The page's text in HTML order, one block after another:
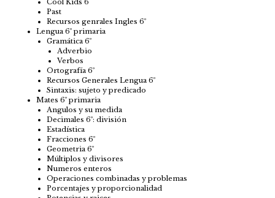
Cool Kids 6
Past
Recursos genrales Ingles 6º
Lengua 6º primaria
Gramática 6º
Adverbio
Verbos
Ortografía 6º
Recursos Generales Lengua 6º
Sintaxis: sujeto y predicado
Mates 6º primaria
Angulos y su medida
Decimales 6º: división
Estadística
Fracciones 6º
Geometria 6º
Múltiplos y divisores
Numeros enteros
Operaciones combinadas y problemas
Porcentajes y proporcionalidad